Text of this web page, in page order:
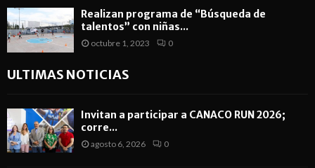
Realizan programa de “Búsqueda de
talentos” con niñas...
octubre 1, 2023 0
ULTIMAS NOTICIAS
Invitan a participar a CANACO RUN 2026;
corre...
agosto 6, 2026 0